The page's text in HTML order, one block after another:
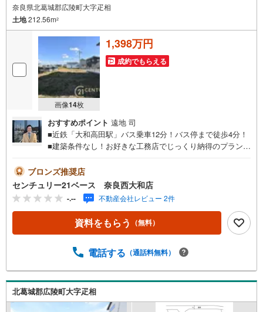
奈良県北葛城郡広陵町大字疋相
土地212.56m2
画像14枚
1,398万円
成約でもらえる
おすすめポイント 遠地 司
■近鉄「大和高田駅」バス乗車12分！バス停まで徒歩4分！
■建築条件なし！お好きな工務店でじっくり納得のプランニ
仕事終わりのお時間でもご見学可！・今から見たい！とい
うお声にもご対応できます！◇住宅ローンもお任せくださ
い！◇・提携銀行多数あり（地方銀行・都市銀行・信用金
庫etc）・優遇後適用金利 0.875％～（審査内容により異な
ります）--- ◇◇ Yahoo！不動産キャンペーン対象店舗 ◇◇
----当店で物件を成約いただくとPayPayボーナスライトが
象になります。「資料をもらう」「見学予約をする」から
のうえお問い合わせください。-----------------------------
ブロンズ推奨店
センチュリー21ベース 奈良西大和店
-.-- 不動産会社レビュー 2件
資料をもらう （無料）
電話する （通話料無料）
北葛城郡広陵町大字疋相